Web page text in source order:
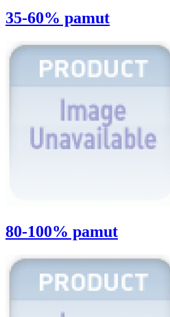
35-60% pamut
80-100% pamut